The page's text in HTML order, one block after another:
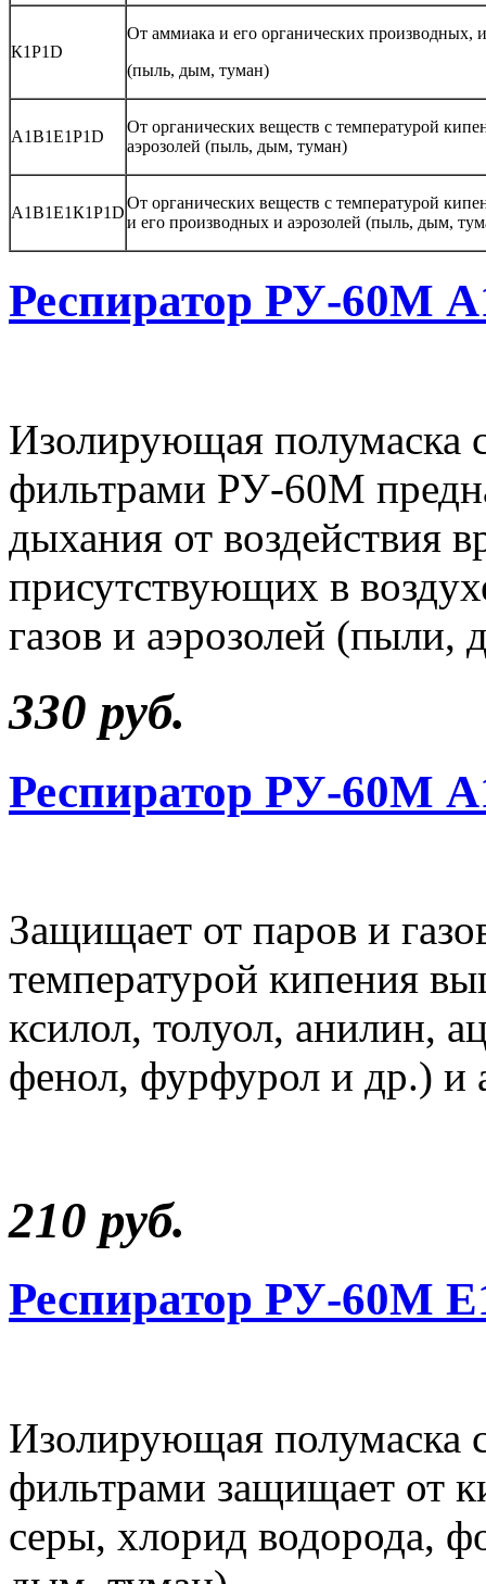
К1Р1D
От аммиака и его органических производных,
(пыль, дым, туман)
А1В1Е1Р1D
От органических веществ с температурой
аэрозолей (пыль, дым, туман)
А1В1Е1К1Р1D
От органических веществ с температурой
и его производных и аэрозолей (пыль, дым,
Респиратор РУ-60М
Изолирующая полумаска
фильтрами РУ-60М
дыхания от воздействия
присутствующих в
газов и аэрозолей (пыли,
330 руб.
Респиратор РУ-60М
Защищает от паров и
температурой кипения
ксилол, толуол, анилин,
фенол, фурфурол и др.) и
210 руб.
Респиратор РУ-60М
Изолирующая полумаска
фильтрами защищает от
серы, хлорид водорода,